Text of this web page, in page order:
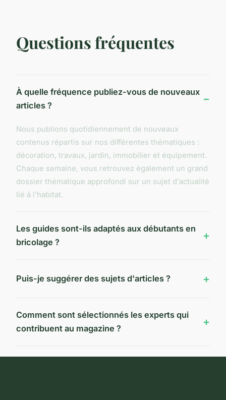
Questions fréquentes
À quelle fréquence publiez-vous de nouveaux
articles ?
Nous publions quotidiennement de nouveaux
contenus répartis sur nos différentes thématiques :
décoration, travaux, jardin, immobilier et équipement.
Chaque semaine, vous retrouvez également un grand
dossier thématique approfondi sur un sujet d'actualité
lié à l'habitat.
Les guides sont-ils adaptés aux débutants en
bricolage ?
Puis-je suggérer des sujets d'articles ?
Comment sont sélectionnés les experts qui
contribuent au magazine ?